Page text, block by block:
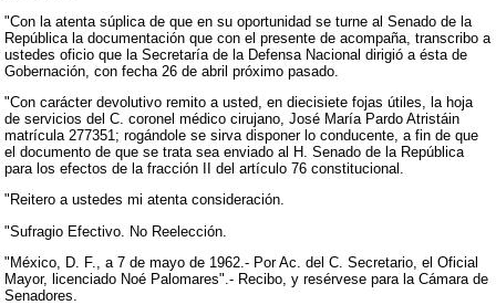
"Con la atenta súplica de que en su oportunidad se turne al Senado de la
República la documentación que con el presente de acompaña, transcribo a
ustedes oficio que la Secretaría de la Defensa Nacional dirigió a ésta de
Gobernación, con fecha 26 de abril próximo pasado.
"Con carácter devolutivo remito a usted, en diecisiete fojas útiles, la hoja
de servicios del C. coronel médico cirujano, José María Pardo Atristáin
matrícula 277351; rogándole se sirva disponer lo conducente, a fin de que
el documento de que se trata sea enviado al H. Senado de la República
para los efectos de la fracción II del artículo 76 constitucional.
"Reitero a ustedes mi atenta consideración.
"Sufragio Efectivo. No Reelección.
"México, D. F., a 7 de mayo de 1962.- Por Ac. del C. Secretario, el Oficial
Mayor, licenciado Noé Palomares".- Recibo, y resérvese para la Cámara de
Senadores.